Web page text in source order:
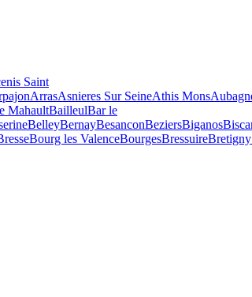
Saint
ArrasAsnieres Sur SeineAthis Mons
MahaultBailleulBar le
BelleyBernayBesanconBeziersBiganos
Bourg les ValenceBourgesBressuire